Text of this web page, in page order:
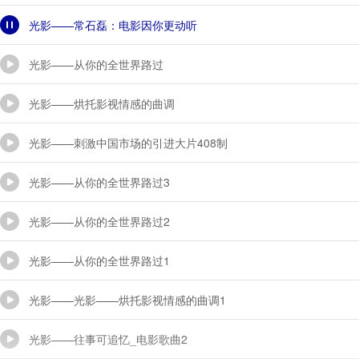
00:00 / 25:02
光影——常石磊：电影因你更动听
光影——从你的全世界路过
光影——烘托影视情感的曲调
光影——刺激中国市场的引进大片408制
光影——从你的全世界路过3
光影——从你的全世界路过2
光影——从你的全世界路过1
光影——光影——烘托影视情感的曲调1
光影——往事可追忆_电影歌曲2